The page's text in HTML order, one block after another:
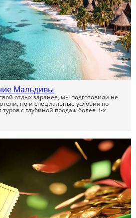
Мальдивы
отдых заранее, мы подготовили не
но и специальные условия по
с глубиной продаж более 3-х